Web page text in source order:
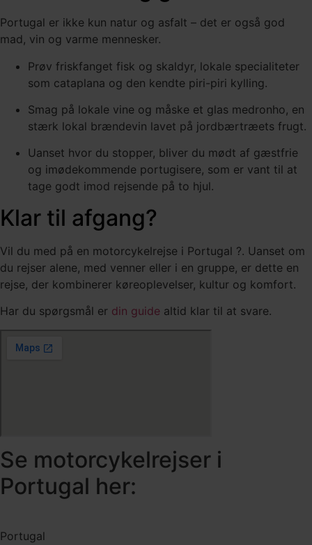
Portugal er ikke kun natur og asfalt – det er også god
mad, vin og varme mennesker.
Prøv friskfanget fisk og skaldyr, lokale specialiteter
som cataplana og den kendte piri-piri kylling.
Smag på lokale vine og måske et glas medronho, en
stærk lokal brændevin lavet på jordbærtræets frugt.
Uanset hvor du stopper, bliver du mødt af gæstfrie
og imødekommende portugisere, som er vant til at
tage godt imod rejsende på to hjul.
Klar til afgang?
Vil du med på en motorcykelrejse i Portugal ?. Uanset om
du rejser alene, med venner eller i en gruppe, er dette en
rejse, der kombinerer køreoplevelser, kultur og komfort.
Har du spørgsmål er din guide altid klar til at svare.
Se motorcykelrejser i
Portugal her:
Portugal